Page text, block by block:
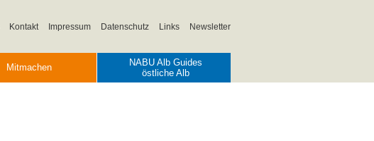
Kontakt Impressum Datenschutz Links Newsletter
Mitmachen
NABU Alb Guides
östliche Alb